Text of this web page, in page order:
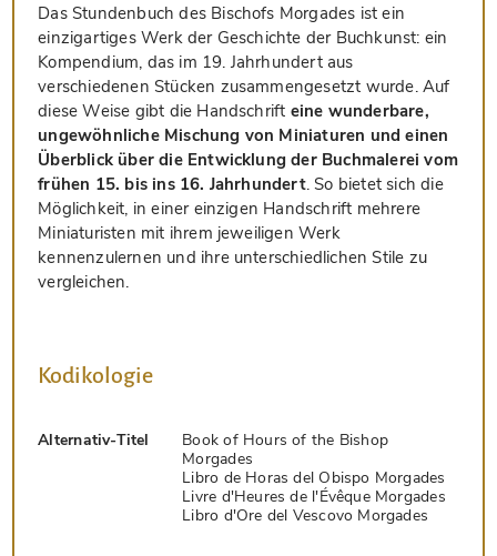
Das Stundenbuch des Bischofs Morgades ist ein
einzigartiges Werk der Geschichte der Buchkunst: ein
Kompendium, das im 19. Jahrhundert aus
verschiedenen Stücken zusammengesetzt wurde. Auf
diese Weise gibt die Handschrift eine wunderbare,
ungewöhnliche Mischung von Miniaturen und einen
Überblick über die Entwicklung der Buchmalerei vom
frühen 15. bis ins 16. Jahrhundert. So bietet sich die
Möglichkeit, in einer einzigen Handschrift mehrere
Miniaturisten mit ihrem jeweiligen Werk
kennenzulernen und ihre unterschiedlichen Stile zu
vergleichen.
Kodikologie
Alternativ-Titel
Book of Hours of the Bishop
Morgades
Libro de Horas del Obispo Morgades
Livre d'Heures de l'Évêque Morgades
Libro d'Ore del Vescovo Morgades